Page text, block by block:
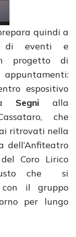
quindi a
di eventi e
progetto di
espositivo
Segni alla
che
ritrovati nella
dell’Anfiteatro
Coro Lirico
che si
il gruppo
per lungo